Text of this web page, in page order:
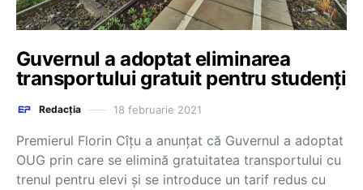
Guvernul a adoptat eliminarea
transportului gratuit pentru studenți
Redacția 18 februarie 2021
Premierul Florin Cîțu a anunțat că Guvernul a adoptat
OUG prin care se elimină gratuitatea transportului cu
trenul pentru elevi și se introduce un tarif redus cu